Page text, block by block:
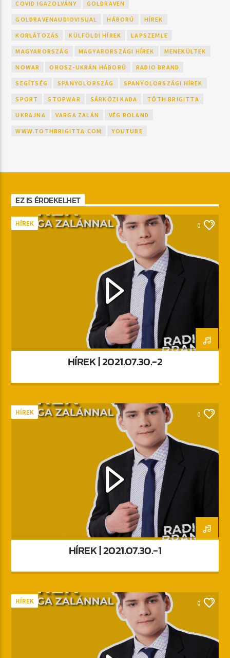
COVID IGAZOLVÁNY GOLDRAVEN
GOLDRAVENAUDIOVISUAL HÁBORÚ HÍREK
KORLÁTOZÁS KÜLFÖLDI HÍREK LAPSZEMLE
MAGYARORSZÁG MAGYARORSZÁGI HÍREK MENEKÜLTEK
NOWAR OROSZ-UKRÁN HÁBORÚ RADIO BRAND
SEGÍTSÉG SPANYOLORSZÁG SPANYOLORSZÁGI HÍREK
SPORT STOPWAR SÁRKÖZI KADA TÓTH BRIGITTA
UKRAJNA VARGA ZALÁN VÉG ROLAND
WWW.TOTHBRIGITTA.COM YOUTUBE
EZ IS ÉRDEKELHET
HÍREK 0
HÍREK | 2021.07.30.-2
HÍREK 0
HÍREK | 2021.07.30.-1
HÍREK 0